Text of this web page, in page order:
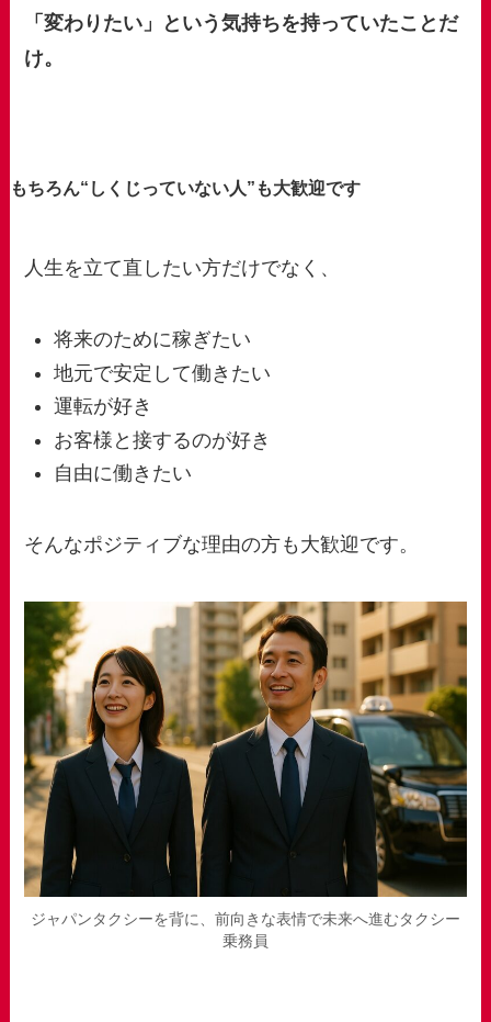
「変わりたい」という気持ちを持っていたことだ
け。
もちろん“しくじっていない人”も大歓迎です
人生を立て直したい方だけでなく、
将来のために稼ぎたい
地元で安定して働きたい
運転が好き
お客様と接するのが好き
自由に働きたい
そんなポジティブな理由の方も大歓迎です。
ジャパンタクシーを背に、前向きな表情で未来へ進むタクシー
乗務員